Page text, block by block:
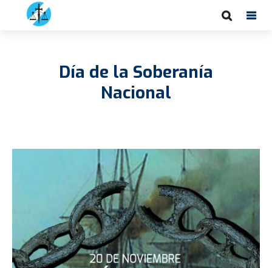
Día de la Soberanía
Nacional